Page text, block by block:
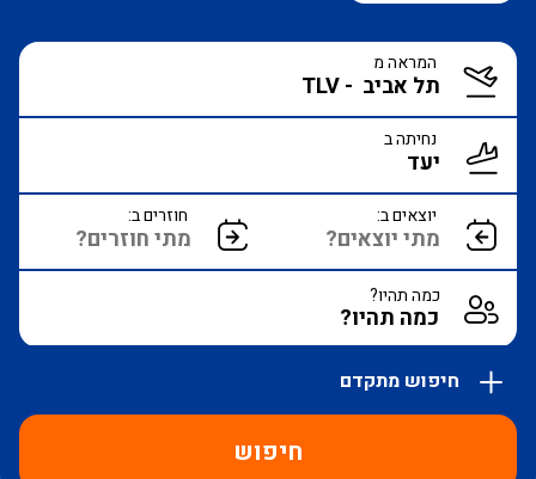
המראה מ
נחיתה ב
יוצאים ב: חוזרים ב:
כמה תהיו?
חיפוש
אפשרויות